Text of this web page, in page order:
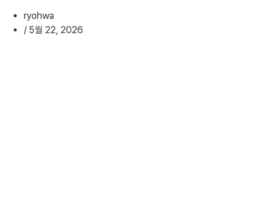
ryohwa
/ 5월 22, 2026